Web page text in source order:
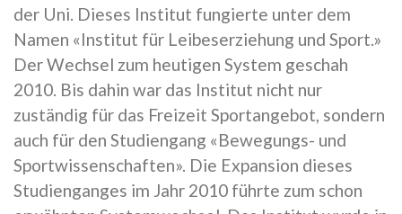
der Uni. Dieses Institut fungierte unter dem
Namen «Institut für Leibeserziehung und Sport.»
Der Wechsel zum heutigen System geschah
2010. Bis dahin war das Institut nicht nur
zuständig für das Freizeit Sportangebot, sondern
auch für den Studiengang «Bewegungs- und
Sportwissenschaften». Die Expansion dieses
Studienganges im Jahr 2010 führte zum schon